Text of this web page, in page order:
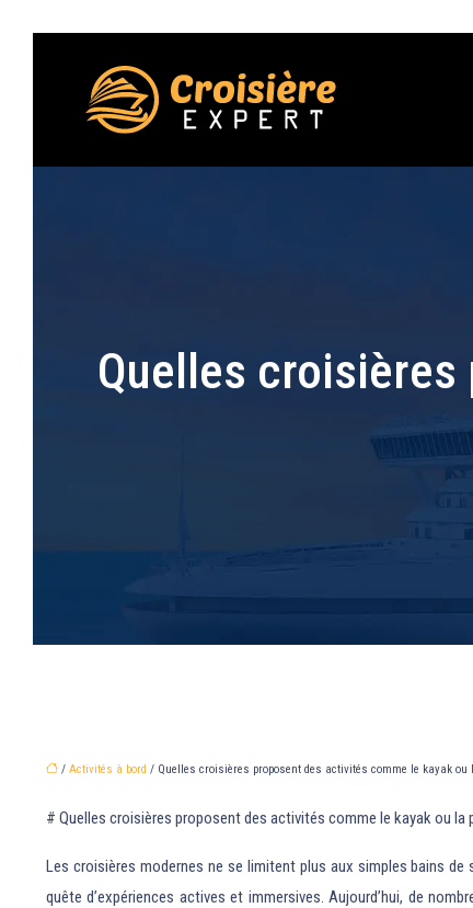
Quelles
/ Activités à bord / Quelles croisières proposent des activités comme le kayak ou
# Quelles croisières proposent des activités comme le kayak ou la
Les croisières modernes ne se limitent plus aux simples bains
quête d’expériences actives et immersives. Aujourd’hui, de